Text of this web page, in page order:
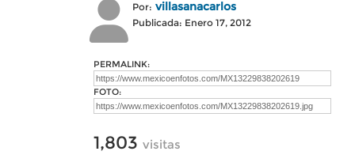
Por: villasanacarlos
Publicada: Enero 17, 2012
PERMALINK:
FOTO:
1,803 visitas